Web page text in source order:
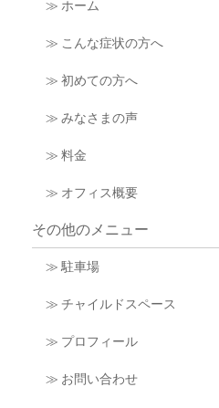
≫ ホーム
≫ こんな症状の方へ
≫ 初めての方へ
≫ みなさまの声
≫ 料金
≫ オフィス概要
その他のメニュー
≫ 駐車場
≫ チャイルドスペース
≫ プロフィール
≫ お問い合わせ